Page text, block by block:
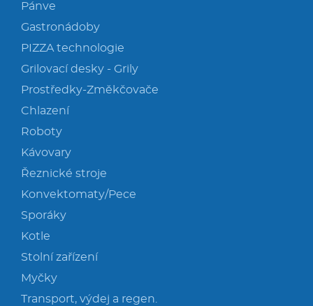
Pánve
Gastronádoby
PIZZA technologie
Grilovací desky - Grily
Prostředky-Změkčovače
Chlazení
Roboty
Kávovary
Řeznické stroje
Konvektomaty/Pece
Sporáky
Kotle
Stolní zařízení
Myčky
Transport, výdej a regen.